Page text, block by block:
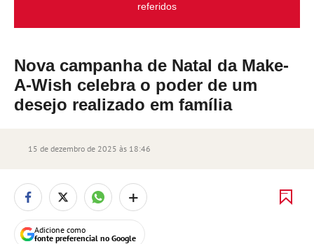
referidos
Nova campanha de Natal da Make-
A-Wish celebra o poder de um
desejo realizado em família
15 de dezembro de 2025 às 18:46
+
Adicione como
fonte preferencial no Google